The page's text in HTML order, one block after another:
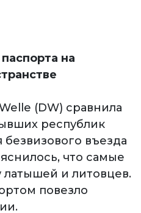
на
(DW) сравнила
республик
въезда
что самые
латышей и литовцев.
повезло